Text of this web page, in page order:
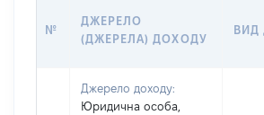
№
ДЖЕРЕЛО
(ДЖЕРЕЛА) ДОХОДУ
ВИД
Джерело доходу:
Юридична особа,